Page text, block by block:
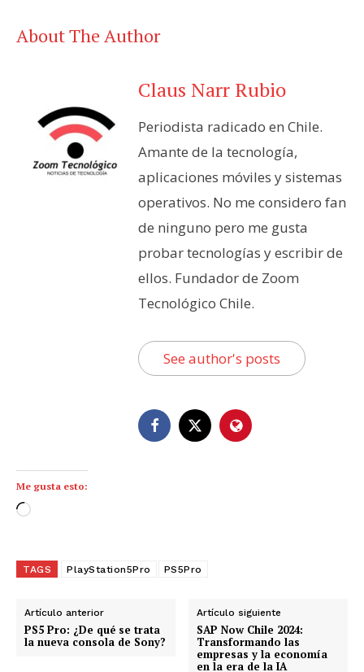
About The Author
Claus Narr Rubio
Periodista radicado en Chile.
Amante de la tecnología,
aplicaciones móviles y sistemas
operativos. No me considero fan
de ninguno pero me gusta
probar tecnologías y escribir de
ellos. Fundador de Zoom
Tecnológico Chile.
See author's posts
Me gusta esto:
C
g
n
d
o
TAGS PlayStation5Pro PS5Pro
Artículo anterior
PS5 Pro: ¿De qué se trata
la nueva consola de Sony?
Artículo siguiente
SAP Now Chile 2024:
Transformando las
empresas y la economía
en la era de la IA